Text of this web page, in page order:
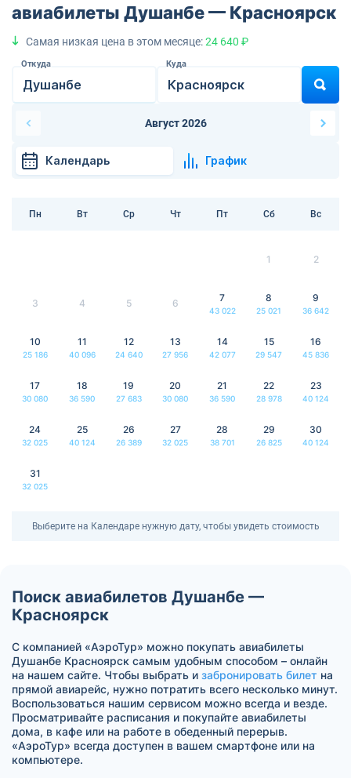
авиабилеты Душанбе — Красноярск
Самая низкая цена в этом месяце:24 640 ₽
Откуда Куда
Август 2026
Календарь График
Пн Вт Ср Чт Пт Сб Вс
1 2
3 4 5 6 7
43 022
8
25 021
9
36 642
10
25 186
11
40 096
12
24 640
13
27 956
14
42 077
15
29 547
16
45 836
17
30 080
18
36 590
19
27 683
20
30 080
21
36 590
22
28 978
23
40 124
24
32 025
25
40 124
26
26 389
27
32 025
28
38 701
29
26 825
30
40 124
31
32 025
Выберите на Календаре нужную дату, чтобы увидеть стоимость
Поиск авиабилетов Душанбе —
Красноярск
С компанией «АэроТур» можно покупать авиабилеты
Душанбе Красноярск самым удобным способом – онлайн
на нашем сайте. Чтобы выбрать и забронировать билет на
прямой авиарейс, нужно потратить всего несколько минут.
Воспользоваться нашим сервисом можно всегда и везде.
Просматривайте расписания и покупайте авиабилеты
дома, в кафе или на работе в обеденный перерыв.
«АэроТур» всегда доступен в вашем смартфоне или на
компьютере.